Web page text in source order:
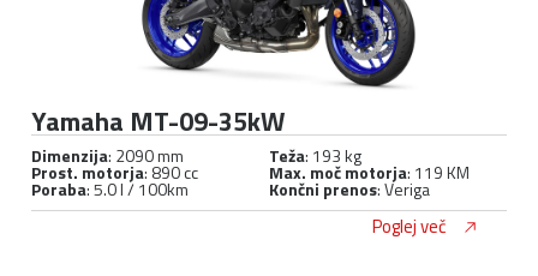
Yamaha MT-09-35kW
Dimenzija: 2090 mm Teža: 193 kg
Prost. motorja: 890 cc Max. moč motorja: 119 KM
Poraba: 5.0 l / 100km Končni prenos: Veriga
Poglej več